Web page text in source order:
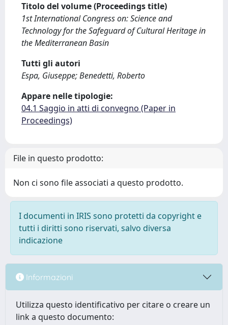
Titolo del volume (Proceedings title)
1st International Congress on: Science and
Technology for the Safeguard of Cultural Heritage in
the Mediterranean Basin
Tutti gli autori
Espa, Giuseppe; Benedetti, Roberto
Appare nelle tipologie:
04.1 Saggio in atti di convegno (Paper in
Proceedings)
File in questo prodotto:
Non ci sono file associati a questo prodotto.
I documenti in IRIS sono protetti da copyright e
tutti i diritti sono riservati, salvo diversa
indicazione
Informazioni
Utilizza questo identificativo per citare o creare un
link a questo documento: